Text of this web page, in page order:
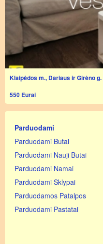
Klaipėdos m., Dariaus ir Girėno g.
550 Eurai
Parduodami
Parduodami Butai
Parduodami Nauji Butai
Parduodami Namai
Parduodami Sklypai
Parduodamos Patalpos
Parduodami Pastatai